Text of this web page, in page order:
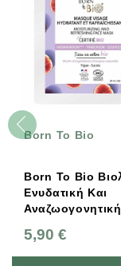
Bio
Bio Βιολογική
Και
20ml